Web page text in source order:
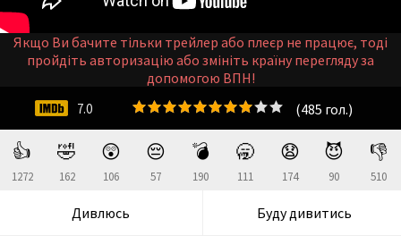
👍
1272
🤣
162
😲
106
😔
57
💣
190
🥱
111
😧
174
😈
90
👎
510
Дивлюсь Буду дивитись
(485 гол.)
7.0
Якщо Ви бачите тільки трейлер або плеєр не працює, тоді
пройдіть авторизацію або змініть країну перегляду за
допомогою ВПН!